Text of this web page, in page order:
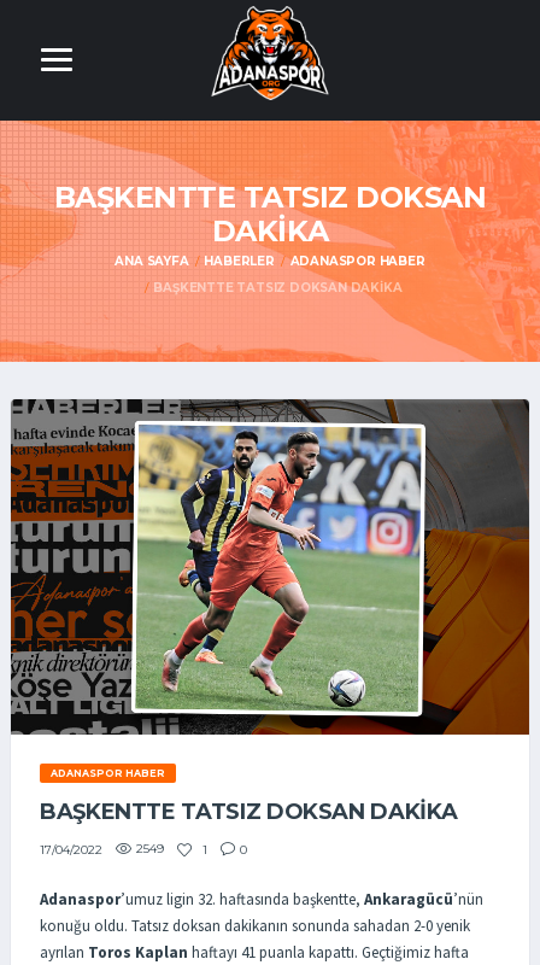
BAŞKENTTE TATSIZ DOKSAN
DAKİKA
ANA SAYFA HABERLER
ADANASPOR HABER
BAŞKENTTE TATSIZ DOKSAN DAKİKA
ADANASPOR HABER
BAŞKENTTE TATSIZ DOKSAN DAKİKA
17/04/2022 2549 1 0
Adanaspor’umuz ligin 32. haftasında başkentte, Ankaragücü’nün
konuğu oldu. Tatsız doksan dakikanın sonunda sahadan 2-0 yenik
ayrılan Toros Kaplan haftayı 41 puanla kapattı. Geçtiğimiz hafta